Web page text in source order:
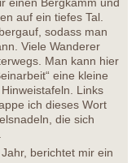
auf ein tiefes Tal.
sodass man
Viele Wanderer
Man kann hier
eine kleine
Links
ich dieses Wort
die sich
berichtet mir ein